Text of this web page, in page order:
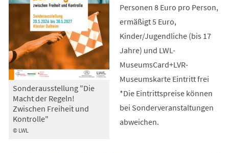
© LWL
Sonderausstellung "Die
Macht der Regeln!
Zwischen Freiheit und
Kontrolle"
Personen 8 Euro pro Person,
ermäßigt 5 Euro,
Kinder/Jugendliche (bis 17
Jahre) und LWL-
MuseumsCard+LVR-
Museumskarte Eintritt frei
*Die Eintrittspreise können
bei Sonderveranstaltungen
abweichen.